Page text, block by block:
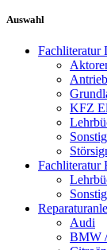
Auswahl
Fachliteratur
KFZ
Fachliteratur
Audi
BMW